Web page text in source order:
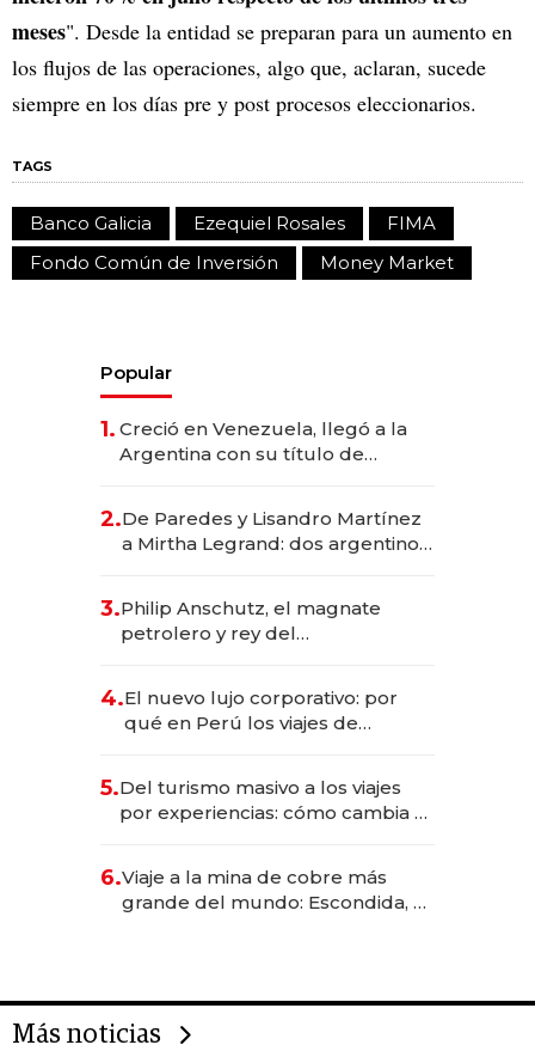
meses". Desde la entidad se preparan para un aumento en
los flujos de las operaciones, algo que, aclaran, sucede
siempre en los días pre y post procesos eleccionarios.
TAGS
Banco Galicia Ezequiel Rosales
FIMA
Fondo Común de Inversión
Money Market
Popular
1. Creció en Venezuela, llegó a la
Argentina con su título de
las marcas "fast premium"
2.De Paredes y Lisandro Martínez
a Mirtha Legrand: dos argentinos
3.Philip Anschutz, el magnate
petrolero y rey del
Fénix
4.El nuevo lujo corporativo: por
qué en Perú los viajes de
transformadoras
5.Del turismo masivo a los viajes
por experiencias: cómo cambia el
6.Viaje a la mina de cobre más
grande del mundo: Escondida, el
Más noticias